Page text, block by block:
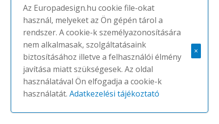
BuzziRug
BUZZISPACE
Az Europadesign.hu cookie file-okat
használ, melyeket az Ön gépén tárol a
rendszer. A cookie-k személyazonosítására
nem alkalmasak, szolgáltatásaink
biztosításához illetve a felhasználói élmény
javítása miatt szükségesek. Az oldal
használatával Ön elfogadja a cookie-k
használatát.Adatkezelési tájékoztató
×